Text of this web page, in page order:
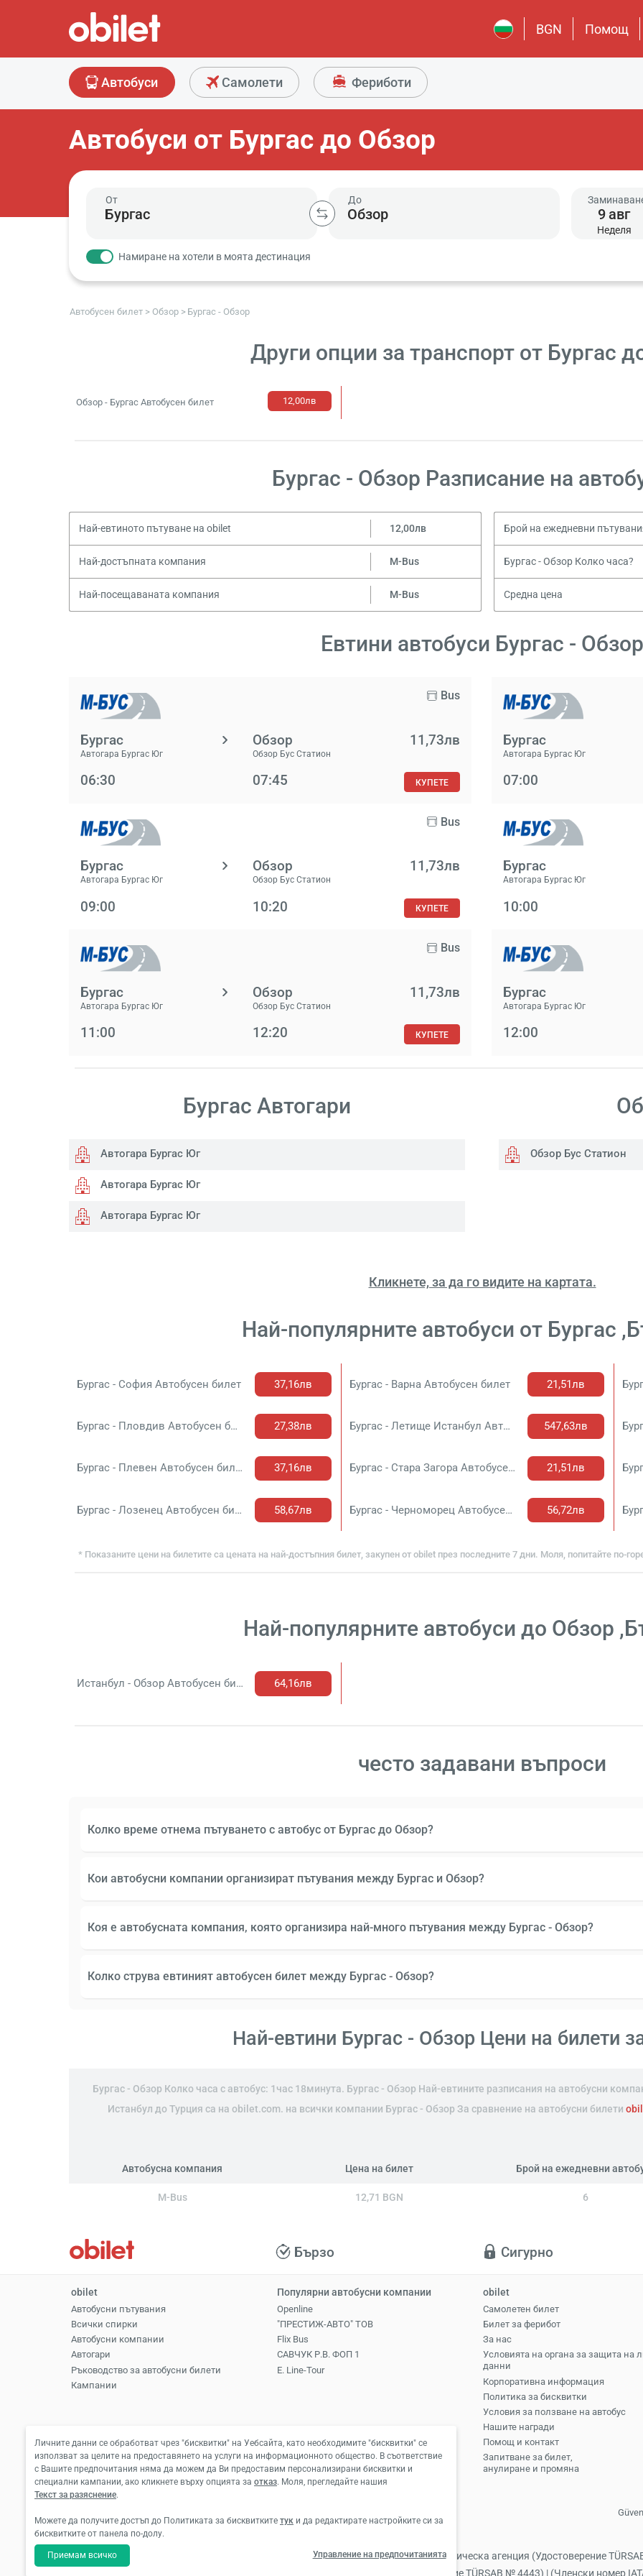
BGN Помощ
Автобуси Самолети Фериботи
Автобуси от Бургас до Обзор
От До
9авг
Неделя
Намиране на хотели в моята дестинация
Автобусен билет Обзор Бургас - Обзор
Други опции за транспорт от Бургас
Обзор - Бургас Автобусен билет 12,00лв
Бургас - Обзор Разписание на
Най-евтиното пътуване на obilet 12,00лв Брой на ежедневни
Най-достъпната компания M-Bus Бургас - Обзор Колко часа?
Най-посещаваната компания M-Bus Средна цена
Евтини автобуси Бургас - Обзор
Bus
Бургас
Автогара Бургас Юг
Обзор
Обзор Бус Статион
11,73лв
06:30 07:45 КУПЕТЕ
Бургас
Автогара Бургас Юг
07:00
Bus
Бургас
Автогара Бургас Юг
Обзор
Обзор Бус Статион
11,73лв
09:00 10:20 КУПЕТЕ
Бургас
Автогара Бургас Юг
10:00
Bus
Бургас
Автогара Бургас Юг
Обзор
Обзор Бус Статион
11,73лв
11:00 12:20 КУПЕТЕ
Бургас
Автогара Бургас Юг
12:00
Бургас Aвтогари
Автогара Бургас Юг
Автогара Бургас Юг
Автогара Бургас Юг
Обзор Бус Статион
Кликнете, за да го видите на картата.
Най-популярните автобуси от Бургас
Бургас - София Автобусен билет 37,16лв Бургас - Варна Автобусен билет 21,51лв
Бургас - Пловдив Автобусен билет 27,38лв Бургас - Летище Истанбул Автобусен билет 547,63лв
Бургас - Плевен Автобусен билет 37,16лв Бургас - Стара Загора Автобусен билет 21,51лв
Бургас - Лозенец Автобусен билет 58,67лв Бургас - Черноморец Автобусен билет 56,72лв
* Показаните цени на билетите са цената на най-достъпния билет, закупен от obilet през последните 7 дни. Моля, попитайте по-
Най-популярните автобуси до Обзор
Истанбул - Обзор Автобусен билет 64,16лв
често задавани въпроси
Колко време отнема пътуването с автобус от Бургас до Обзор?
Кои автобусни компании организират пътувания между Бургас и Обзор?
Коя е автобусната компания, която организира най-много пътувания между Бургас - Обзор?
Колко струва евтиният автобусен билет между Бургас - Обзор?
Най-евтини Бургас - Обзор Цени на билети
Бургас - Обзор Колко часа с автобус: 1час 18минута. Бургас - Обзор Най-евтините разписания на автобусни
Истанбул до Турция са на obilet.com. на всички компании Бургас - Обзор За сравнение на автобусни билети
Автобусна компания Цена на билет Брой на ежедневни
M-Bus 12,71 BGN 6
Бързо Сигурно
obilet
Автобусни пътувания
Всички спирки
Автобусни компании
Aвтогари
Ръководство за автобусни билети
Кампании
Популярни автобусни компании
Openline
"ПРЕСТИЖ-АВТО" ТОВ
Flix Bus
САВЧУК Р.В. ФОП 1
E. Line-Tour
obilet
Самолетен билет
Билет за ферибот
За нас
Условията на органа за защита на
данни
Корпоративна информация
Политика за бисквитки
Условия за ползване на автобус
Нашите награди
Помощ и контакт
Запитване за билет,
анулиране и промяна
За хотелски резервации и закупуване на автобусни билети: Obilet.com туристическа агенция (Удостоверение
За операции с самолетни билети: Biletall туристическа агенция (Удостоверение TÜRSAB № 4443) | (Членски номер
Личните данни се обработват чрез "бисквитки" на Уебсайта, като необходимите "бисквитки" се
използват за целите на предоставянето на услуги на информационното общество. В съответствие
с Вашите предпочитания няма да можем да Ви предоставим персонализирани бисквитки и
специални кампании, ако кликнете върху опцията за отказ. Моля, прегледайте нашия
Текст за разяснение.
Можете да получите достъп до Политиката за бисквитките тук и да редактирате настройките си за
бисквитките от панела по-долу.
Приемам всичко Управление на предпочитанията